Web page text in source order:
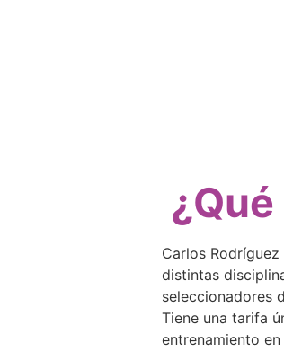
Carlos
distintas
seleccionadores
Tiene una tarifa
entrenamiento